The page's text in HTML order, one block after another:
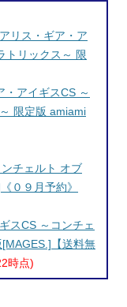
リス・ギア・ア
トリックス～ 限
・アイギスCS ～
限定版 amiami
チェルト オブ
０９月予約》
スCS ～コンチェ
【送料無
時点)